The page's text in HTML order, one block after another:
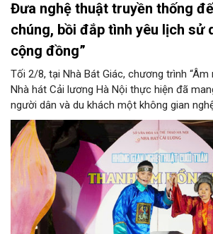
Đưa nghệ thuật truyền thống
chúng, bồi đắp tình yêu lịch sử
cộng đồng”
Tối 2/8, tại Nhà Bát Giác, chương trình
Nhà hát Cải lương Hà Nội thực hiện đã
người dân và du khách một không gian
những làn điệu cải lương, ca cổ, tân cổ và
hòa quyện trong không gian của phố đi bộ
biệt, chương trình có sự giao lưu của các
phương Nam, góp phần tạo nên cuộc gặp
cảm xúc.